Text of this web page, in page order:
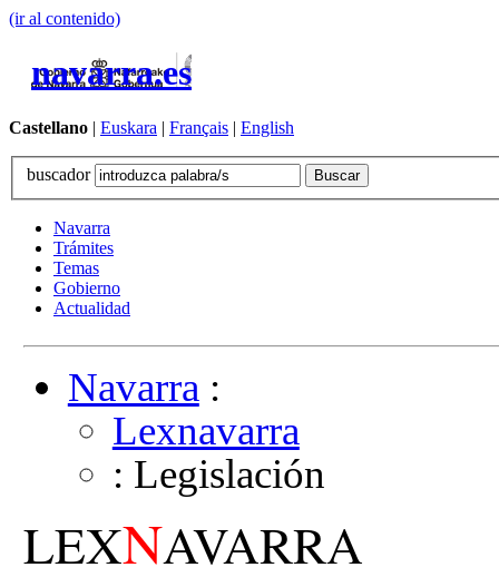
(ir al contenido)
navarra.es
Castellano | Euskara | Français | English
buscador
Navarra
Trámites
Temas
Gobierno
Actualidad
Navarra:
Lexnavarra
: Legislación
LEXNAVARRA